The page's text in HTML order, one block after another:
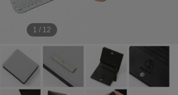
1 / 12